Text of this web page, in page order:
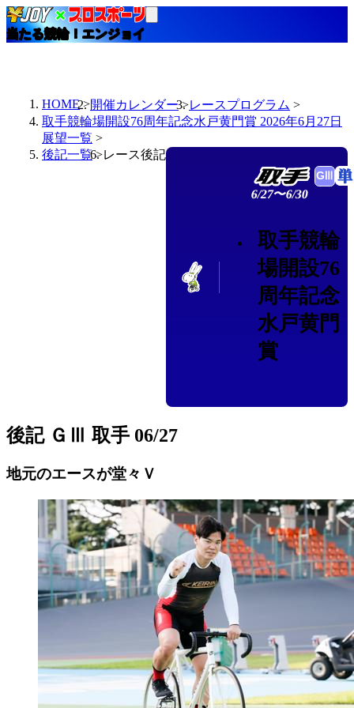
当たる競輪！エンジョイ
HOME 開催カレンダー
レースプログラム
取手競輪場開設76周年記念水戸黄門賞 2026年6月27日
展望一覧
後記一覧
レース後記
6/27〜6/30
取手競輪
場開設76
周年記念
水戸黄門
賞
後記 ＧⅢ 取手 06/27
地元のエースが堂々Ｖ